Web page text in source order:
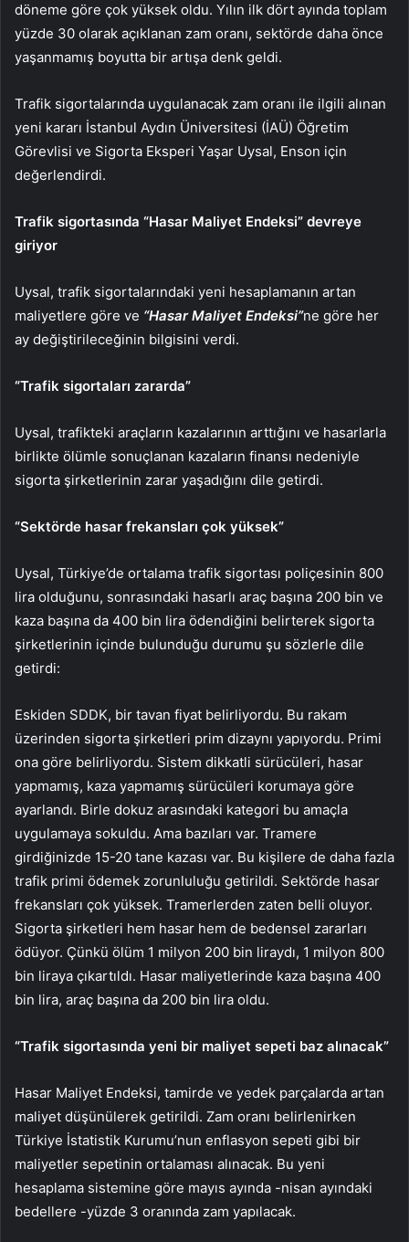
döneme göre çok yüksek oldu. Yılın ilk dört ayında toplam
yüzde 30 olarak açıklanan zam oranı, sektörde daha önce
yaşanmamış boyutta bir artışa denk geldi.
Trafik sigortalarında uygulanacak zam oranı ile ilgili alınan
yeni kararı İstanbul Aydın Üniversitesi (İAÜ) Öğretim
Görevlisi ve Sigorta Eksperi Yaşar Uysal, Enson için
değerlendirdi.
Trafik sigortasında “Hasar Maliyet Endeksi” devreye
giriyor
Uysal, trafik sigortalarındaki yeni hesaplamanın artan
maliyetlere göre ve “Hasar Maliyet Endeksi”ne göre her
ay değiştirileceğinin bilgisini verdi.
“Trafik sigortaları zararda”
Uysal, trafikteki araçların kazalarının arttığını ve hasarlarla
birlikte ölümle sonuçlanan kazaların finansı nedeniyle
sigorta şirketlerinin zarar yaşadığını dile getirdi.
“Sektörde hasar frekansları çok yüksek”
Uysal, Türkiye’de ortalama trafik sigortası poliçesinin 800
lira olduğunu, sonrasındaki hasarlı araç başına 200 bin ve
kaza başına da 400 bin lira ödendiğini belirterek sigorta
şirketlerinin içinde bulunduğu durumu şu sözlerle dile
getirdi:
Eskiden SDDK, bir tavan fiyat belirliyordu. Bu rakam
üzerinden sigorta şirketleri prim dizaynı yapıyordu. Primi
ona göre belirliyordu. Sistem dikkatli sürücüleri, hasar
yapmamış, kaza yapmamış sürücüleri korumaya göre
ayarlandı. Birle dokuz arasındaki kategori bu amaçla
uygulamaya sokuldu. Ama bazıları var. Tramere
girdiğinizde 15-20 tane kazası var. Bu kişilere de daha fazla
trafik primi ödemek zorunluluğu getirildi. Sektörde hasar
frekansları çok yüksek. Tramerlerden zaten belli oluyor.
Sigorta şirketleri hem hasar hem de bedensel zararları
ödüyor. Çünkü ölüm 1 milyon 200 bin liraydı, 1 milyon 800
bin liraya çıkartıldı. Hasar maliyetlerinde kaza başına 400
bin lira, araç başına da 200 bin lira oldu.
“Trafik sigortasında yeni bir maliyet sepeti baz alınacak”
Hasar Maliyet Endeksi, tamirde ve yedek parçalarda artan
maliyet düşünülerek getirildi. Zam oranı belirlenirken
Türkiye İstatistik Kurumu’nun enflasyon sepeti gibi bir
maliyetler sepetinin ortalaması alınacak. Bu yeni
hesaplama sistemine göre mayıs ayında -nisan ayındaki
bedellere -yüzde 3 oranında zam yapılacak.